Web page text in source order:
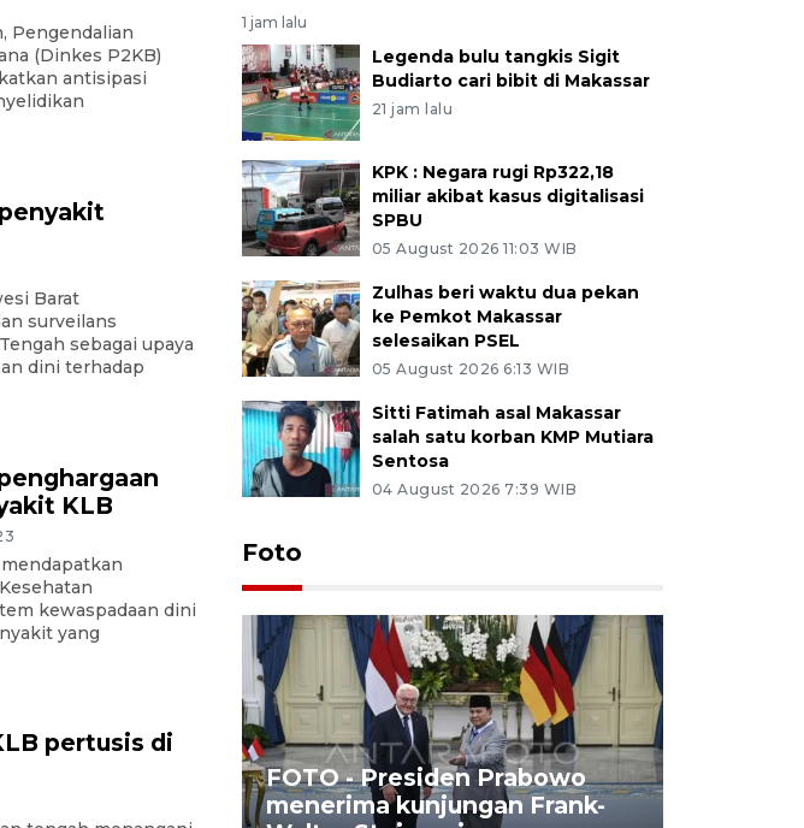
Pengendalian
(Dinkes P2KB)
antisipasi
Barat
surveilans
sebagai upaya
dini terhadap
KLB
kewaspadaan dini
yang
pertusis di
1 jam lalu
Legenda bulu tangkis Sigit
Budiarto cari bibit di Makassar
21 jam lalu
KPK : Negara rugi Rp322,18
miliar akibat kasus digitalisasi
SPBU
05 August 2026 11:03 WIB
Zulhas beri waktu dua pekan
ke Pemkot Makassar
selesaikan PSEL
05 August 2026 6:13 WIB
Sitti Fatimah asal Makassar
salah satu korban KMP Mutiara
Sentosa
04 August 2026 7:39 WIB
Foto
memperingati
Keraton
FOTO - Presiden Prabowo
menerima kunjungan Frank-